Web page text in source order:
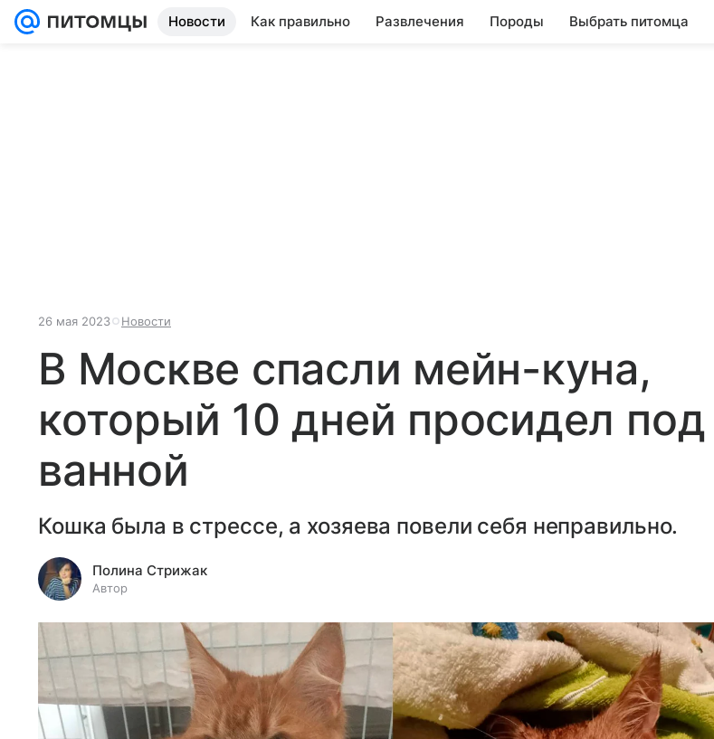
Новости Как правильно Развлечения Породы Выбрать питомца
26 мая 2023 Новости
В Москве спасли мейн-куна,
который 10 дней просидел под
ванной​
Кошка была в стрессе, а хозяева повели себя неправильно.
Полина Стрижак
Автор